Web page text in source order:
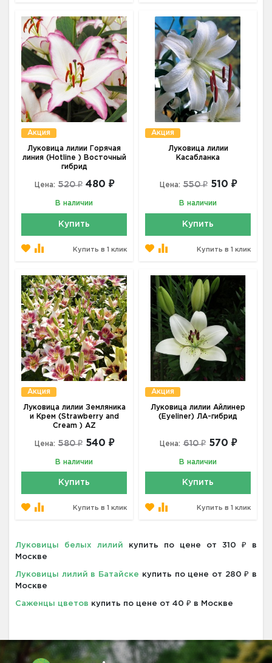
Акция
Луковица лилии Горячая
линия (Hotline ) Восточный
гибрид
Цена: 520 ₽ 480 ₽
В наличии
Купить
Купить в 1 клик
Акция
Луковица лилии
Касабланка
Цена: 550 ₽ 510 ₽
В наличии
Купить
Купить в 1 клик
Акция
Луковица лилии Земляника
и Крем (Strawberry and
Cream ) AZ
Цена: 580 ₽ 540 ₽
В наличии
Купить
Купить в 1 клик
Акция
Луковица лилии Айлинер
(Eyeliner) ЛА-гибрид
Цена: 610 ₽ 570 ₽
В наличии
Купить
Купить в 1 клик
Луковицы белых лилий купить по цене от 310 ₽ в
Москве
Луковицы лилий в Батайске
купить по цене от 280 ₽ в
Москве
Саженцы цветов купить по цене от 40 ₽ в Москве